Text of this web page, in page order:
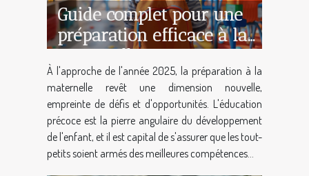
Guide complet pour une
préparation efficace à la
maternelle en 2025
À l'approche de l'année 2025, la préparation à la
maternelle revêt une dimension nouvelle,
empreinte de défis et d'opportunités. L'éducation
précoce est la pierre angulaire du développement
de l'enfant, et il est capital de s'assurer que les tout-
petits soient armés des meilleures compétences...